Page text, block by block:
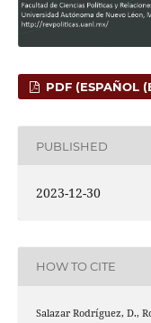
PDF (ESPAÑOL
PUBLISHED
2023-12-30
HOW TO CITE
Salazar Rodríguez, D.,